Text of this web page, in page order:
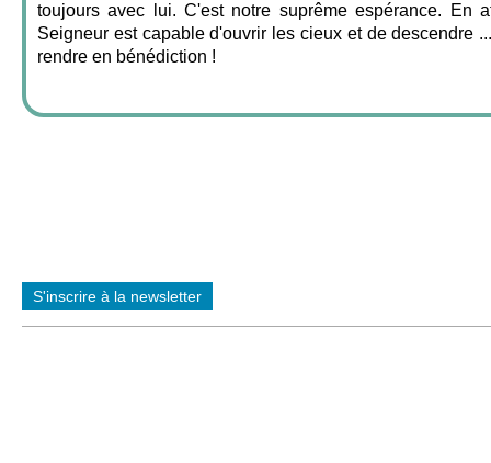
toujours avec lui. C'est notre suprême espérance. En
Seigneur est capable d'ouvrir les cieux et de descendre
rendre en bénédiction !
S'inscrire à la newsletter